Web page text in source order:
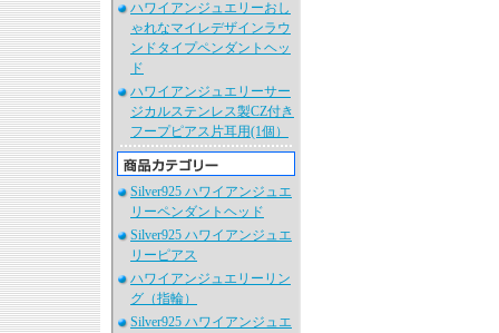
ハワイアンジュエリーおし
ゃれなマイレデザインラウ
ンドタイプペンダントヘッ
ド
ハワイアンジュエリーサー
ジカルステンレス製CZ付き
フープピアス片耳用(1個）
Silver925 ハワイアンジュエ
リーペンダントヘッド
Silver925 ハワイアンジュエ
リーピアス
ハワイアンジュエリーリン
グ（指輪）
Silver925 ハワイアンジュエ